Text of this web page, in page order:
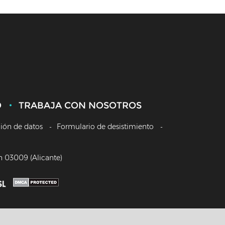
TRABAJA CON NOSOTROS
de datos Formulario de desistimiento
03009 (Alicante)